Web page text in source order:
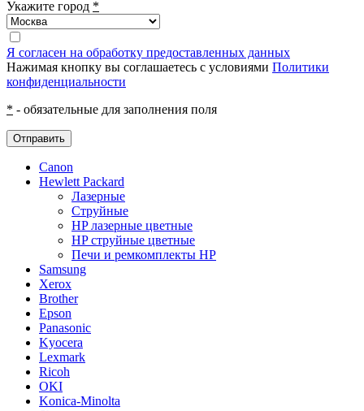
Укажите город *
Я согласен на обработку предоставленных данных
Нажимая кнопку вы соглашаетесь с условиями Политики
конфиденциальности
* - обязательные для заполнения поля
Отправить
Canon
Hewlett Packard
Лазерные
Струйные
HP лазерные цветные
HP струйные цветные
Печи и ремкомплекты HP
Samsung
Xerox
Brother
Epson
Panasonic
Kyocera
Lexmark
Ricoh
OKI
Konica-Minolta